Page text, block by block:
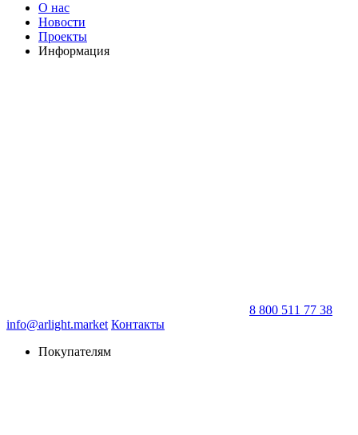
О нас
Новости
Проекты
Информация
8 800 511 77 38
info@arlight.market Контакты
Покупателям